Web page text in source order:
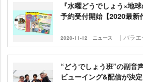
『水曜どうでしょう×地
予約受付開始【2020最新
2020-11-12 ニュース ｜バラエ
“どうでしょう班”の副音
ビューイング&配信が決定